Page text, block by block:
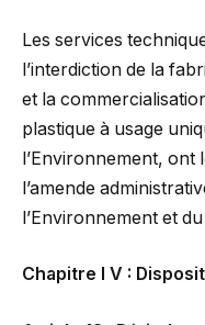
Les services
l’interdiction de la
et la
plastique à usage
l’Environnement,
l’amende
l’Environnement et
Chapitre I V :